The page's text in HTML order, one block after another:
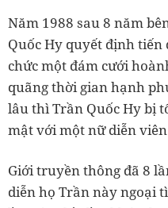
Năm 1988 sau 8 năm
Quốc Hy quyết định tiến
chức một đám cưới
quãng thời gian hạnh
lâu thì Trần Quốc Hy bị
mật với một nữ diễn
Giới truyền thông đã 8
diễn họ Trần này ngoại